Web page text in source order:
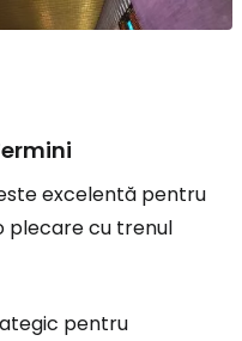
excelentă pentru
plecare cu trenul
pentru